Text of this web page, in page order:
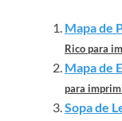
Mapa de
Rico para
Mapa de
para
Sopa de